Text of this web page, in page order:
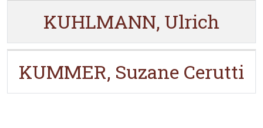
KUHLMANN, Ulrich
KUMMER, Suzane Cerutti